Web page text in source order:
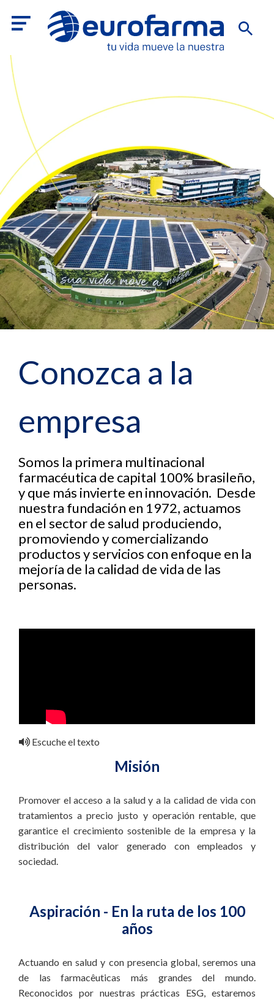
Conozca a la
empresa
Somos la primera multinacional
farmacéutica de capital 100% brasileño,
y que más invierte en innovación. Desde
nuestra fundación en 1972, actuamos
en el sector de salud produciendo,
promoviendo y comercializando
productos y servicios con enfoque en la
mejoría de la calidad de vida de las
personas.
Escuche el texto
Misión
Promover el acceso a la salud y a la calidad de vida con
tratamientos a precio justo y operación rentable, que
garantice el crecimiento sostenible de la empresa y la
distribución del valor generado con empleados y
sociedad.
Aspiración - En la ruta de los 100
años
Actuando en salud y con presencia global, seremos una
de las farmacêuticas más grandes del mundo.
Reconocidos por nuestras prácticas ESG, estaremos